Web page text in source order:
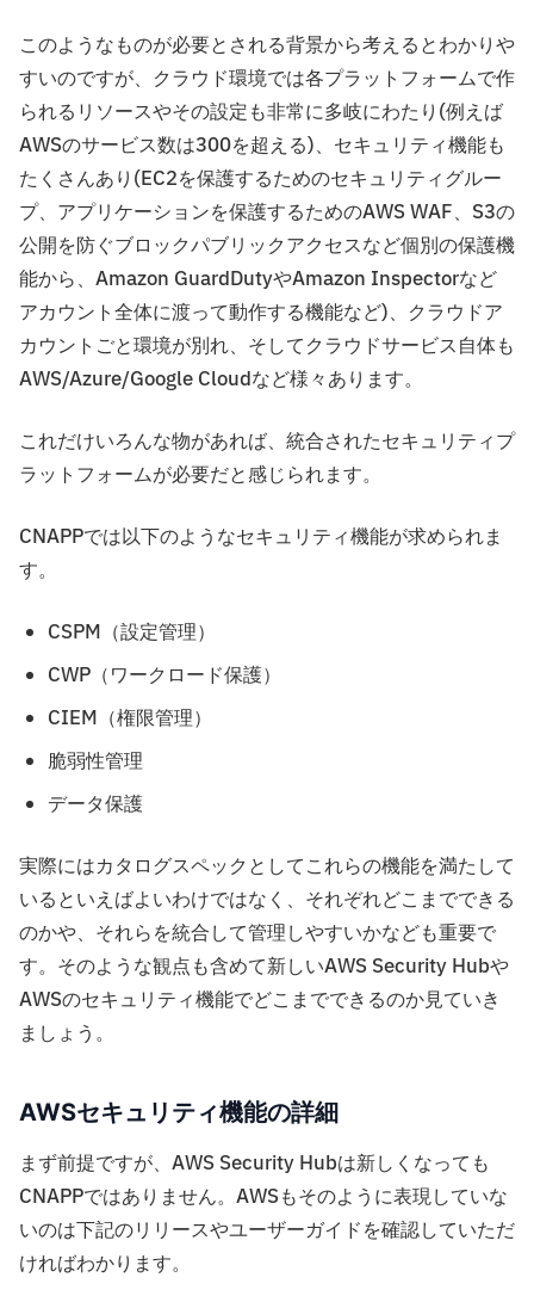
このようなものが必要とされる背景から考えるとわかりや
すいのですが、クラウド環境では各プラットフォームで作
られるリソースやその設定も非常に多岐にわたり(例えば
AWSのサービス数は300を超える)、セキュリティ機能も
たくさんあり(EC2を保護するためのセキュリティグルー
プ、アプリケーションを保護するためのAWS WAF、S3の
公開を防ぐブロックパブリックアクセスなど個別の保護機
能から、Amazon GuardDutyやAmazon Inspectorなど
アカウント全体に渡って動作する機能など)、クラウドア
カウントごと環境が別れ、そしてクラウドサービス自体も
AWS/Azure/Google Cloudなど様々あります。
これだけいろんな物があれば、統合されたセキュリティプ
ラットフォームが必要だと感じられます。
CNAPPでは以下のようなセキュリティ機能が求められま
す。
CSPM（設定管理）
CWP（ワークロード保護）
CIEM（権限管理）
脆弱性管理
データ保護
実際にはカタログスペックとしてこれらの機能を満たして
いるといえばよいわけではなく、それぞれどこまでできる
のかや、それらを統合して管理しやすいかなども重要で
す。そのような観点も含めて新しいAWS Security Hubや
AWSのセキュリティ機能でどこまでできるのか見ていき
ましょう。
AWSセキュリティ機能の詳細
まず前提ですが、AWS Security Hubは新しくなっても
CNAPPではありません。AWSもそのように表現していな
いのは下記のリリースやユーザーガイドを確認していただ
ければわかります。